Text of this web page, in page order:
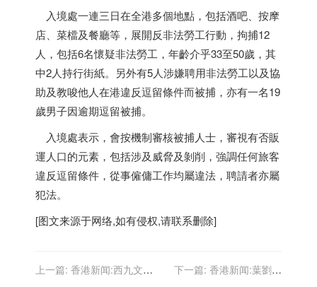
入境處一連三日在全港多個地點，包括酒吧、按摩
店、菜檔及餐廳等，展開反非法勞工行動，拘捕12
人，包括6名懷疑非法勞工，年齡介乎33至50歲，其
中2人持行街紙。另外有5人涉嫌聘用非法勞工以及協
助及教唆他人在港違反逗留條件而被捕，亦有一名19
歲男子因逾期逗留被捕。
入境處表示，會按機制審核被捕人士，審視有否販
運人口的元素，包括涉及威脅及剝削，強調任何旅客
違反逗留條件，從事僱傭工作均屬違法，聘請者亦屬
犯法。
[图文来源于网络,如有侵权,请联系删除]
上一篇: 香港新闻:西九文化
下一篇: 香港新闻:葉劉淑